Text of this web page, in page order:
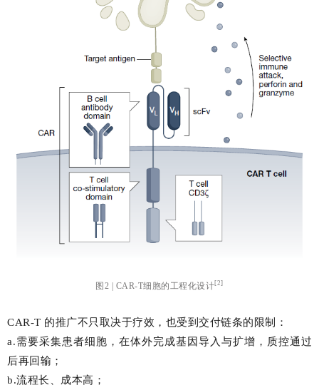
图2 | CAR-T细胞的工程化设计[2]
CAR-T 的推广不只取决于疗效，也受到交付链条的限制：
a.需要采集患者细胞，在体外完成基因导入与扩增，质控通过
后再回输；
b.流程长、成本高；